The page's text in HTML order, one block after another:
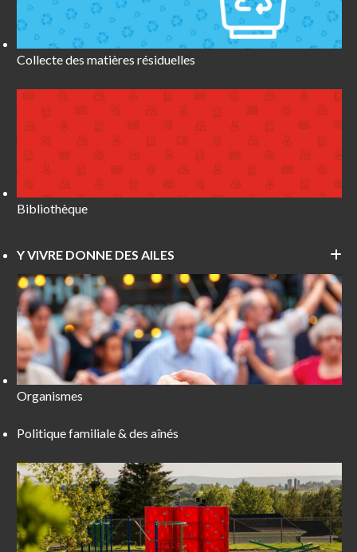
Collecte des matières résiduelles
Bibliothèque
Y VIVRE DONNE DES AILES
Organismes
Politique familiale & des aînés